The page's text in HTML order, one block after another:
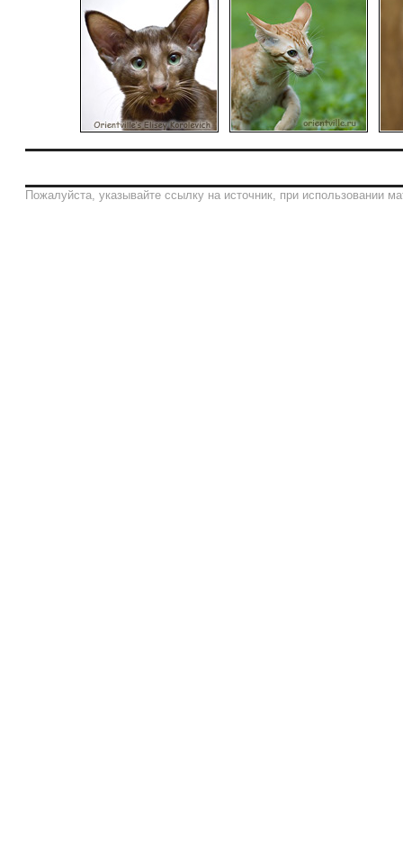
Пожалуйста, указывайте ссылку на источник, при использовании